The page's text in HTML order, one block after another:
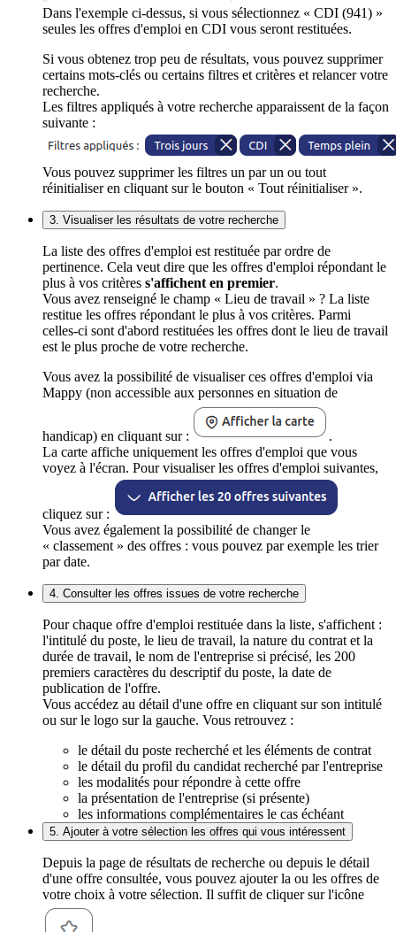
Dans l'exemple ci-dessus, si vous sélectionnez « CDI (941) »
seules les offres d'emploi en CDI vous seront restituées.
Si vous obtenez trop peu de résultats, vous pouvez supprimer
certains mots-clés ou certains filtres et critères et relancer votre
recherche.
Les filtres appliqués à votre recherche apparaissent de la façon
suivante :
Vous pouvez supprimer les filtres un par un ou tout
réinitialiser en cliquant sur le bouton « Tout réinitialiser ».
3. Visualiser les résultats de votre recherche
La liste des offres d'emploi est restituée par ordre de
pertinence. Cela veut dire que les offres d'emploi répondant le
plus à vos critères s'affichent en premier.
Vous avez renseigné le champ « Lieu de travail » ? La liste
restitue les offres répondant le plus à vos critères. Parmi
celles-ci sont d'abord restituées les offres dont le lieu de travail
est le plus proche de votre recherche.
Vous avez la possibilité de visualiser ces offres d'emploi via
Mappy (non accessible aux personnes en situation de
handicap) en cliquant sur :
.
La carte affiche uniquement les offres d'emploi que vous
voyez à l'écran. Pour visualiser les offres d'emploi suivantes,
cliquez sur :
Vous avez également la possibilité de changer le
« classement » des offres : vous pouvez par exemple les trier
par date.
4. Consulter les offres issues de votre recherche
Pour chaque offre d'emploi restituée dans la liste, s'affichent :
l'intitulé du poste, le lieu de travail, la nature du contrat et la
durée de travail, le nom de l'entreprise si précisé, les 200
premiers caractères du descriptif du poste, la date de
publication de l'offre.
Vous accédez au détail d'une offre en cliquant sur son intitulé
ou sur le logo sur la gauche. Vous retrouvez :
le détail du poste recherché et les éléments de contrat
le détail du profil du candidat recherché par l'entreprise
les modalités pour répondre à cette offre
la présentation de l'entreprise (si présente)
les informations complémentaires le cas échéant
5. Ajouter à votre sélection les offres qui vous intéressent
Depuis la page de résultats de recherche ou depuis le détail
d'une offre consultée, vous pouvez ajouter la ou les offres de
votre choix à votre sélection. Il suffit de cliquer sur l'icône